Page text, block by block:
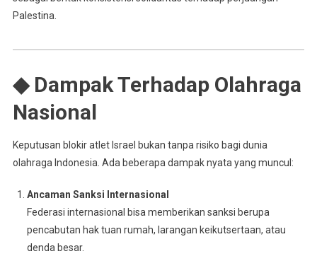
Palestina.
◆ Dampak Terhadap Olahraga
Nasional
Keputusan blokir atlet Israel bukan tanpa risiko bagi dunia
olahraga Indonesia. Ada beberapa dampak nyata yang muncul:
Ancaman Sanksi Internasional
Federasi internasional bisa memberikan sanksi berupa
pencabutan hak tuan rumah, larangan keikutsertaan, atau
denda besar.